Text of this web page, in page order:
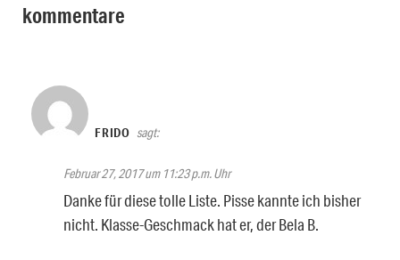
kommentare
FRIDO sagt:
Februar 27, 2017 um 11:23 p.m. Uhr
Danke für diese tolle Liste. Pisse kannte ich bisher
nicht. Klasse-Geschmack hat er, der Bela B.